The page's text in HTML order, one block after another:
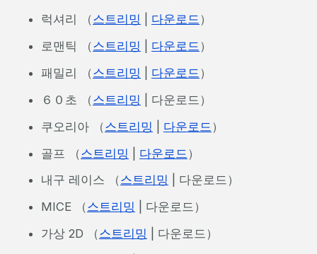
럭셔리 （스트리밍 다운로드 ）
로맨틱 （스트리밍 다운로드 ）
패밀리 （스트리밍 다운로드 ）
６０초 （스트리밍 | 다운로드）
쿠오리아 （스트리밍 다운로드 ）
골프 （스트리밍 다운로드 ）
내구 레이스 （스트리밍 | 다운로드）
MICE （스트리밍 | 다운로드）
가상 2D （스트리밍 | 다운로드）